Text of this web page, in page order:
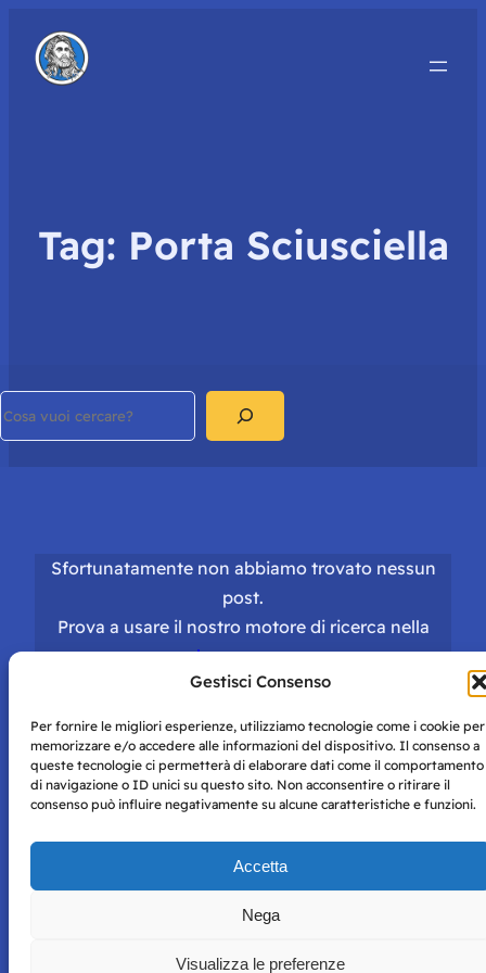
Gestisci Consenso
Per fornire le migliori esperienze, utilizziamo tecnologie come i cookie per
memorizzare e/o accedere alle informazioni del dispositivo. Il consenso a
queste tecnologie ci permetterà di elaborare dati come il comportamento
di navigazione o ID unici su questo sito. Non acconsentire o ritirare il
consenso può influire negativamente su alcune caratteristiche e funzioni.
Accetta
Nega
Visualizza le preferenze
Tag: Porta Sciusciella
Sfortunatamente non abbiamo trovato nessun
post.
Prova a usare il nostro motore di ricerca nella
homepage.
Napoli con autorizzazione numero 38 del 25/9/2019.
Tutte le immagini e i contenuti su questo sito sono forniti
Tutti i diritti riservati, ogni tentativo di copia sarà
perseguito secondo i termini di legge. Si nega l’utilizzo delle
qualsiasi altro tipo di prodotto informatico.